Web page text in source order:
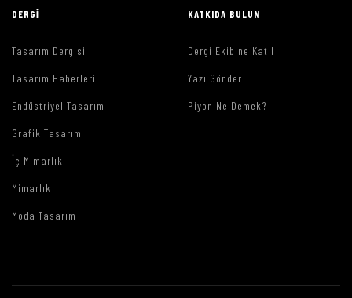
DERGI
Tasarım Dergisi
Tasarım Haberleri
Endüstriyel Tasarım
Grafik Tasarım
İç Mimarlık
Mimarlık
Moda Tasarım
KATKIDA BULUN
Dergi Ekibine Katıl
Yazı Gönder
Piyon Ne Demek?